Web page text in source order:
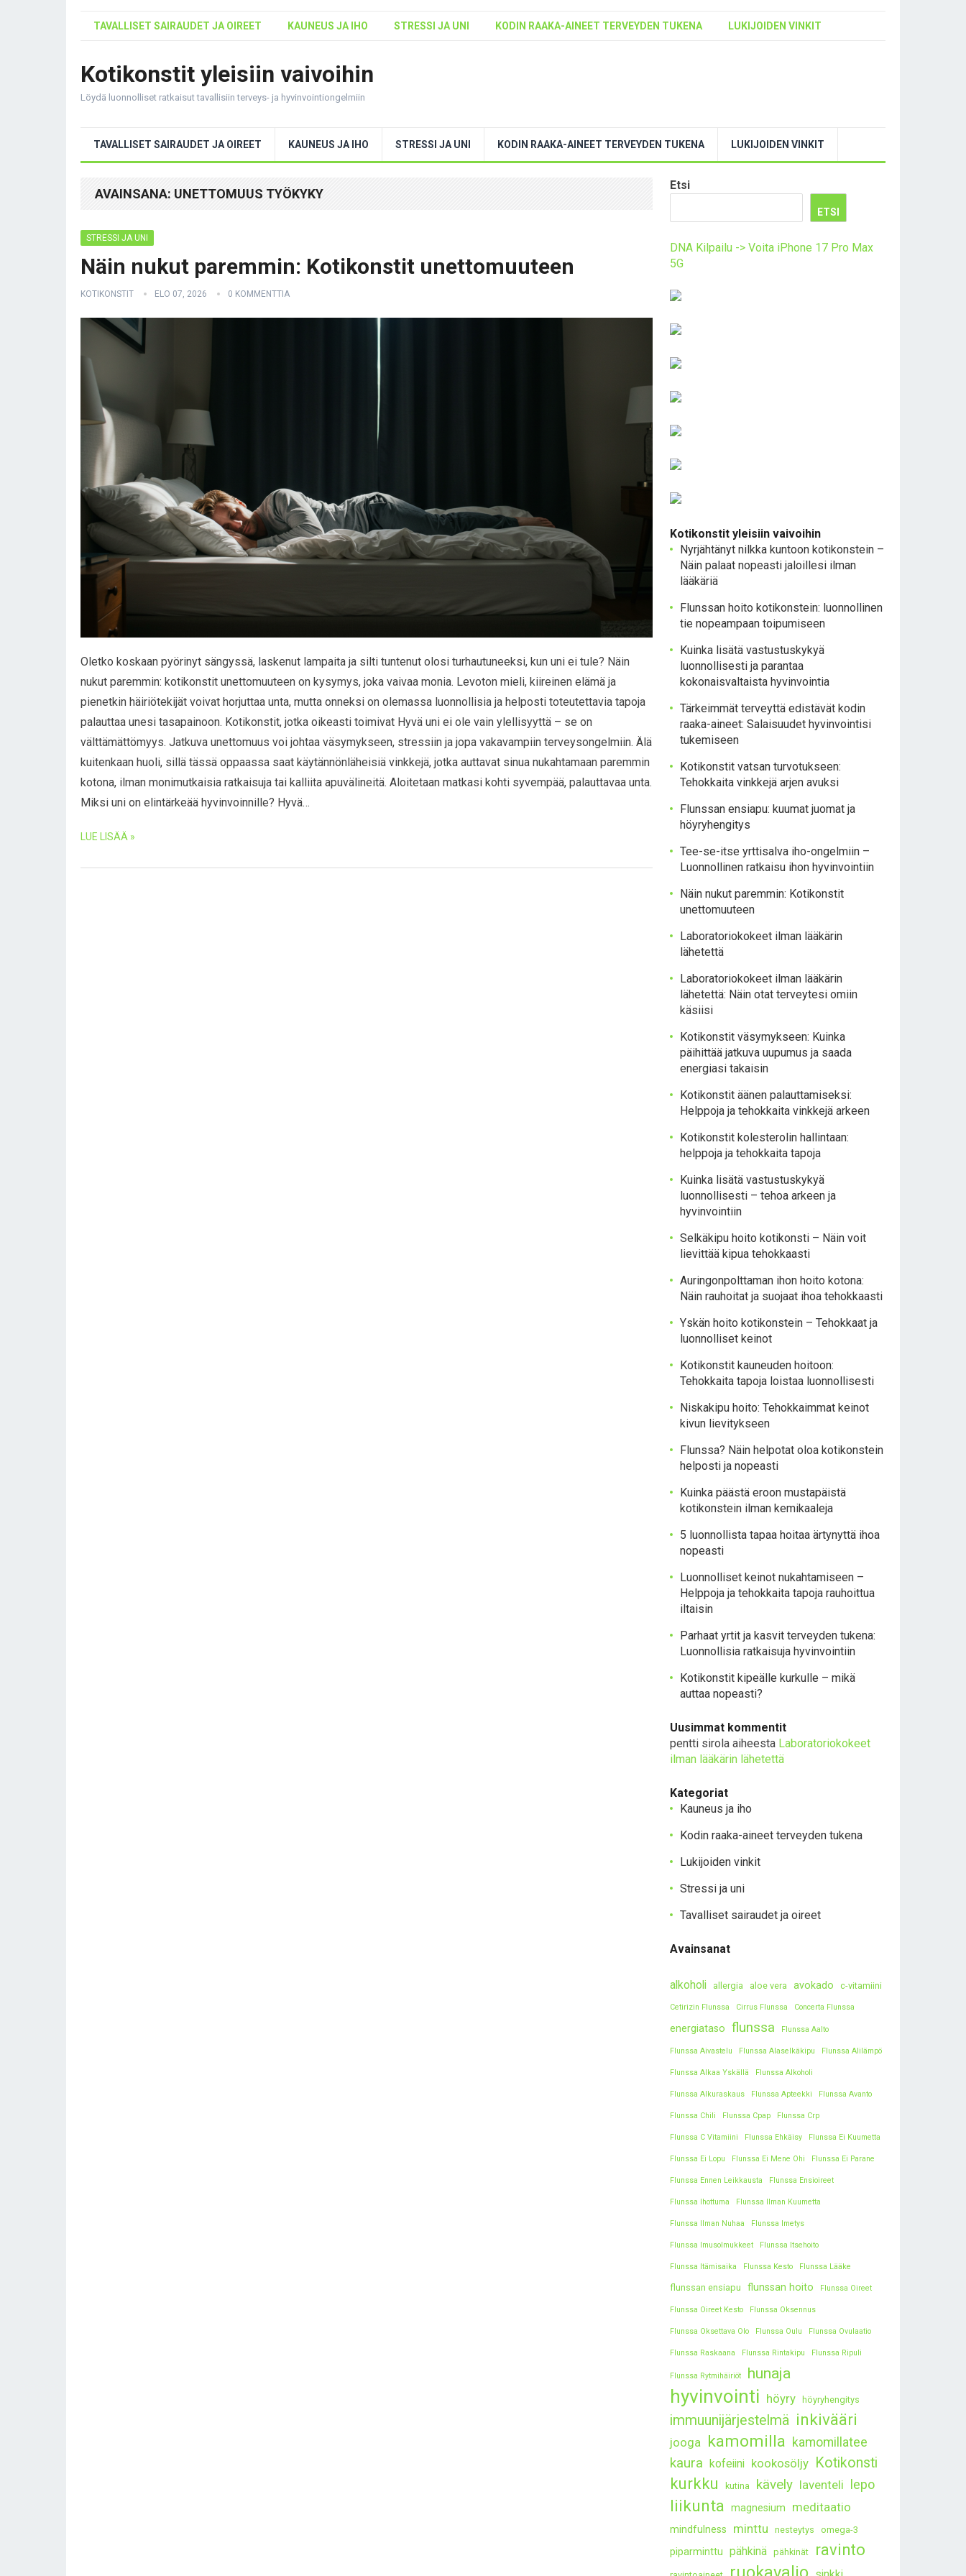
TAVALLISET SAIRAUDET JA OIREET KAUNEUS JA IHO STRESSI JA UNI KODIN RAAKA-AINEET TERVEYDEN TUKENA LUKIJOIDEN VINKIT
Kotikonstit yleisiin vaivoihin
Löydä luonnolliset ratkaisut tavallisiin terveys- ja hyvinvointiongelmiin
TAVALLISET SAIRAUDET JA OIREET KAUNEUS JA IHO STRESSI JA UNI KODIN RAAKA-AINEET TERVEYDEN TUKENA LUKIJOIDEN VINKIT
AVAINSANA: UNETTOMUUS TYÖKYKY
STRESSI JA UNI
Näin nukut paremmin: Kotikonstit unettomuuteen
KOTIKONSTIT ELO 07, 2026 0 KOMMENTTIA
Oletko koskaan pyörinyt sängyssä, laskenut lampaita ja silti tuntenut olosi turhautuneeksi, kun uni ei tule? Näin
nukut paremmin: kotikonstit unettomuuteen on kysymys, joka vaivaa monia. Levoton mieli, kiireinen elämä ja
pienetkin häiriötekijät voivat horjuttaa unta, mutta onneksi on olemassa luonnollisia ja helposti toteutettavia tapoja
palauttaa unesi tasapainoon. Kotikonstit, jotka oikeasti toimivat Hyvä uni ei ole vain ylellisyyttä – se on
välttämättömyys. Jatkuva unettomuus voi johtaa väsymykseen, stressiin ja jopa vakavampiin terveysongelmiin. Älä
kuitenkaan huoli, sillä tässä oppaassa saat käytännönläheisiä vinkkejä, jotka auttavat sinua nukahtamaan paremmin
kotona, ilman monimutkaisia ratkaisuja tai kalliita apuvälineitä. Aloitetaan matkasi kohti syvempää, palauttavaa unta.
Miksi uni on elintärkeää hyvinvoinnille? Hyvä…
LUE LISÄÄ »
Etsi
ETSI
DNA Kilpailu -> Voita iPhone 17 Pro Max
5G
Kotikonstit yleisiin vaivoihin
Nyrjähtänyt nilkka kuntoon kotikonstein –
Näin palaat nopeasti jaloillesi ilman
lääkäriä
Flunssan hoito kotikonstein: luonnollinen
tie nopeampaan toipumiseen
Kuinka lisätä vastustuskykyä
luonnollisesti ja parantaa
kokonaisvaltaista hyvinvointia
Tärkeimmät terveyttä edistävät kodin
raaka-aineet: Salaisuudet hyvinvointisi
tukemiseen
Kotikonstit vatsan turvotukseen:
Tehokkaita vinkkejä arjen avuksi
Flunssan ensiapu: kuumat juomat ja
höyryhengitys
Tee-se-itse yrttisalva iho-ongelmiin –
Luonnollinen ratkaisu ihon hyvinvointiin
Näin nukut paremmin: Kotikonstit
unettomuuteen
Laboratoriokokeet ilman lääkärin
lähetettä
Laboratoriokokeet ilman lääkärin
lähetettä: Näin otat terveytesi omiin
käsiisi
Kotikonstit väsymykseen: Kuinka
päihittää jatkuva uupumus ja saada
energiasi takaisin
Kotikonstit äänen palauttamiseksi:
Helppoja ja tehokkaita vinkkejä arkeen
Kotikonstit kolesterolin hallintaan:
helppoja ja tehokkaita tapoja
Kuinka lisätä vastustuskykyä
luonnollisesti – tehoa arkeen ja
hyvinvointiin
Selkäkipu hoito kotikonsti – Näin voit
lievittää kipua tehokkaasti
Auringonpolttaman ihon hoito kotona:
Näin rauhoitat ja suojaat ihoa tehokkaasti
Yskän hoito kotikonstein – Tehokkaat ja
luonnolliset keinot
Kotikonstit kauneuden hoitoon:
Tehokkaita tapoja loistaa luonnollisesti
Niskakipu hoito: Tehokkaimmat keinot
kivun lievitykseen
Flunssa? Näin helpotat oloa kotikonstein
helposti ja nopeasti
Kuinka päästä eroon mustapäistä
kotikonstein ilman kemikaaleja
5 luonnollista tapaa hoitaa ärtynyttä ihoa
nopeasti
Luonnolliset keinot nukahtamiseen –
Helppoja ja tehokkaita tapoja rauhoittua
iltaisin
Parhaat yrtit ja kasvit terveyden tukena:
Luonnollisia ratkaisuja hyvinvointiin
Kotikonstit kipeälle kurkulle – mikä
auttaa nopeasti?
Uusimmat kommentit
pentti sirola aiheesta Laboratoriokokeet
ilman lääkärin lähetettä
Kategoriat
Kauneus ja iho
Kodin raaka-aineet terveyden tukena
Lukijoiden vinkit
Stressi ja uni
Tavalliset sairaudet ja oireet
Avainsanat
alkoholi allergia aloe vera avokado c-vitamiini
Cetirizin Flunssa Cirrus Flunssa Concerta Flunssa
energiataso flunssa Flunssa Aalto
Flunssa Aivastelu Flunssa Alaselkäkipu Flunssa Alilämpö
Flunssa Alkaa Yskällä Flunssa Alkoholi
Flunssa Alkuraskaus Flunssa Apteekki Flunssa Avanto
Flunssa Chili Flunssa Cpap Flunssa Crp
Flunssa C Vitamiini Flunssa Ehkäisy Flunssa Ei Kuumetta
Flunssa Ei Lopu Flunssa Ei Mene Ohi Flunssa Ei Parane
Flunssa Ennen Leikkausta Flunssa Ensioireet
Flunssa Ihottuma Flunssa Ilman Kuumetta
Flunssa Ilman Nuhaa Flunssa Imetys
Flunssa Imusolmukkeet Flunssa Itsehoito
Flunssa Itämisaika Flunssa Kesto Flunssa Lääke
flunssan ensiapu flunssan hoito Flunssa Oireet
Flunssa Oireet Kesto Flunssa Oksennus
Flunssa Oksettava Olo Flunssa Oulu Flunssa Ovulaatio
Flunssa Raskaana Flunssa Rintakipu Flunssa Ripuli
Flunssa Rytmihäiriöt hunaja
hyvinvointi höyry höyryhengitys
immuunijärjestelmä inkivääri
jooga kamomilla kamomillatee
kaura kofeiini kookosöljy Kotikonsti
kurkku kutina kävely laventeli lepo
liikunta magnesium meditaatio
mindfulness minttu nesteytys omega-3
piparminttu pähkinä pähkinät ravinto